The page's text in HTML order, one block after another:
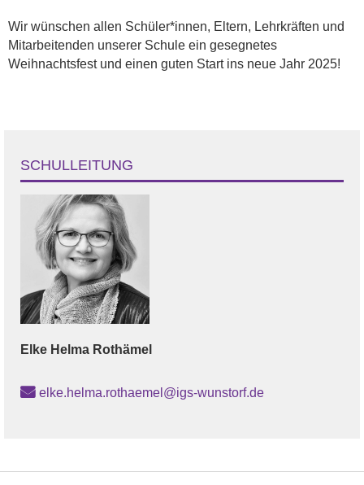
Wir wünschen allen Schüler*innen, Eltern, Lehrkräften und
Mitarbeitenden unserer Schule ein gesegnetes
Weihnachtsfest und einen guten Start ins neue Jahr 2025!
SCHULLEITUNG
Elke Helma Rothämel
elke.helma.rothaemel@igs-wunstorf.de